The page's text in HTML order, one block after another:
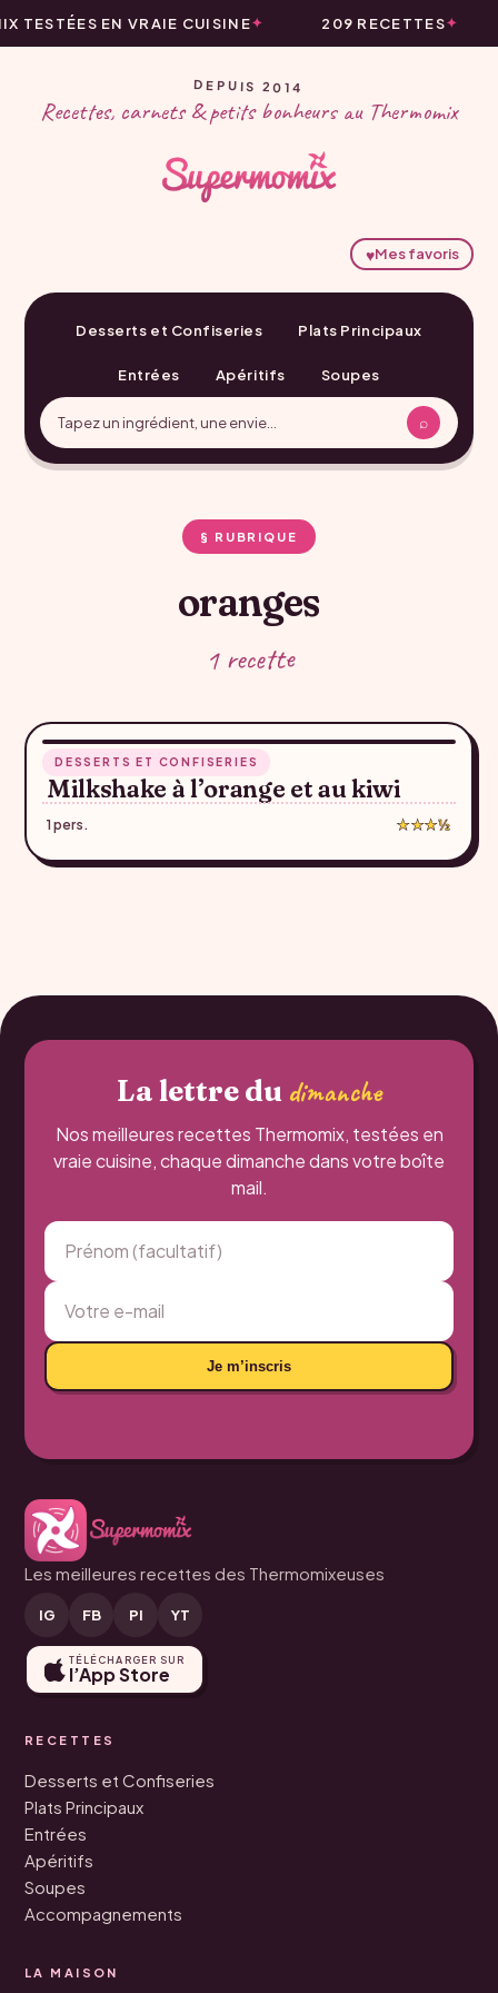
TESTÉES EN VRAIE CUISINE 209 RECETTES
DEPUIS 2014
Recettes, carnets & petits bonheurs au Thermomix
♥Mes favoris
Desserts et Confiseries Plats Principaux
Entrées Apéritifs Soupes
⌕
§ RUBRIQUE
oranges
1 recette
DESSERTS ET CONFISERIES
Milkshake à l’orange et au kiwi
1 pers. ★★★½
La lettre du dimanche
Nos meilleures recettes Thermomix, testées en
vraie cuisine, chaque dimanche dans votre boîte
mail.
Je m’inscris
Les meilleures recettes des Thermomixeuses
IG FB PI YT
TÉLÉCHARGER SUR
l’App Store
RECETTES
Desserts et Confiseries
Plats Principaux
Entrées
Apéritifs
Soupes
Accompagnements
LA MAISON